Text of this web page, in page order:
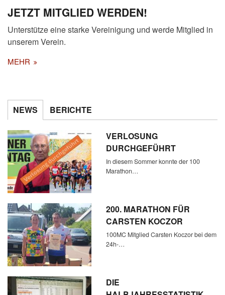
JETZT MITGLIED WERDEN!
Unterstütze eine starke Vereinigung und werde Mitglied in
unserem Verein.
MEHR
NEWS BERICHTE
VERLOSUNG
DURCHGEFÜHRT
In diesem Sommer konnte der 100
Marathon…
200. MARATHON FÜR
CARSTEN KOCZOR
100MC Mitglied Carsten Koczor bei dem
24h-…
DIE